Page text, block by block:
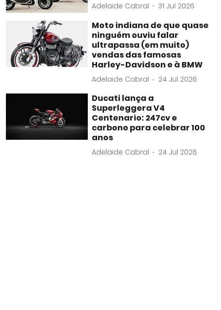
Adelaide Cabral 31 Jul 2026
Moto indiana de que quase
ninguém ouviu falar
ultrapassa (em muito)
vendas das famosas
Harley-Davidson e à BMW
Adelaide Cabral 24 Jul 2026
Ducati lança a
Superleggera V4
Centenario: 247cv e
carbono para celebrar 100
anos
Adelaide Cabral 24 Jul 2026